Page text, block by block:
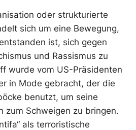
oder strukturierte
sich um eine Bewegung,
ist, sich gegen
und Rassismus zu
wurde vom US-Präsidenten
in Mode gebracht, der die
benutzt, um seine
zum Schweigen zu bringen.
als terroristische